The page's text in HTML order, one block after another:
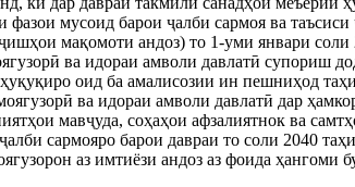
фазои мусоид барои ҷалби сармоя ва
мақомоти андоз) то 1-уми январи
ва идораи амволи давлатӣ супориш
оид ба амалисозии ин пешниҳод
ва идораи амволи давлатӣ дар
мавҷуда, соҳаҳои афзалиятнок ва
сармояро барои давраи то соли 2040
аз имтиёзи андоз аз фоида ҳангоми